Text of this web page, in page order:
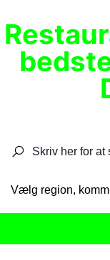
Vælg region,